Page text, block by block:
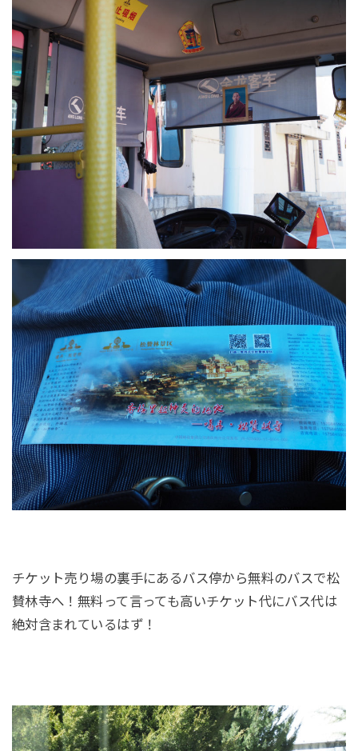
チケット売り場の裏手にあるバス停から無料のバスで松
賛林寺へ！無料って言っても高いチケット代にバス代は
絶対含まれているはず！